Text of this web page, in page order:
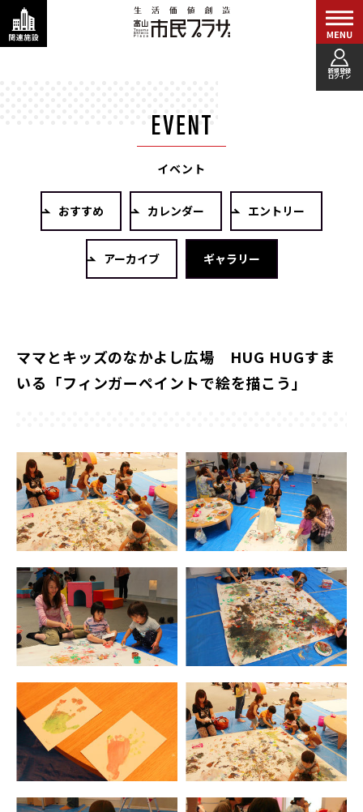
新規登録
ログイン
イベント
おすすめ カレンダー エントリー
アーカイブ ギャラリー
ママとキッズのなかよし広場 HUG HUGすま
いる「フィンガーペイントで絵を描こう」